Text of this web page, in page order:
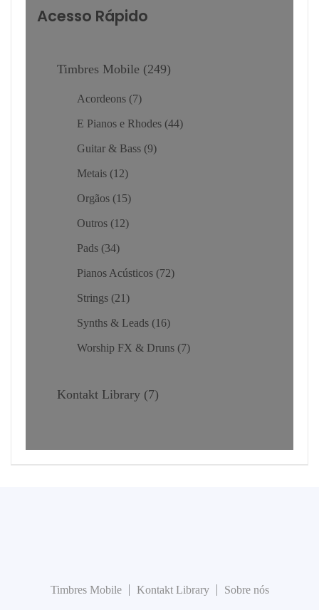
Acesso Rápido
Timbres Mobile 249
Acordeons 7
E Pianos e Rhodes 44
Guitar & Bass 9
Metais 12
Orgãos 15
Outros 12
Pads 34
Pianos Acústicos 72
Strings 21
Synths & Leads 16
Worship FX & Druns 7
Kontakt Library 7
Timbres Mobile Kontakt Library Sobre nós